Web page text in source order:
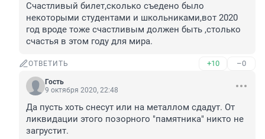
Счастливый билет,сколько съедено было
некоторыми студентами и школьниками,вот 2020
год вроде тоже счастливым должен быть ,столько
счастья в этом году для мира.
ОТВЕТИТЬ +10 –0
Гость
9 октября 2020, 22:48
Да пусть хоть снесут или на металлом сдадут. От
ликвидации этого позорного "памятника" никто не
загрустит.